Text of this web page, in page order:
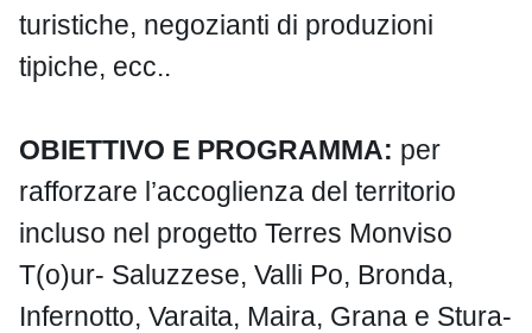
turistiche, negozianti di produzioni
tipiche, ecc..
OBIETTIVO E PROGRAMMA: per
rafforzare l’accoglienza del territorio
incluso nel progetto Terres Monviso
T(o)ur- Saluzzese, Valli Po, Bronda,
Infernotto, Varaita, Maira, Grana e Stura-